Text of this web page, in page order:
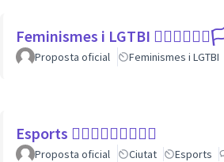
Feminismes i LGTBI
Proposta oficial Feminismes i LGTBI
Esports 🏃🏾‍♀⛹🏼‍♀🏄🏼‍♂
Proposta oficial Ciutat Esports